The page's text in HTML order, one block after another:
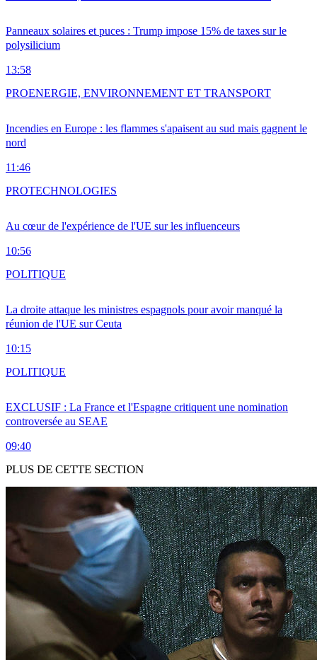
Panneaux solaires et puces : Trump impose 15% de taxes sur le
polysilicium
13:58
Incendies en Europe : les flammes s'apaisent au sud mais gagnent le
nord
11:46
PROENERGIE, ENVIRONNEMENT ET TRANSPORT
Au cœur de l'expérience de l'UE sur les influenceurs
10:56
PROTECHNOLOGIES
La droite attaque les ministres espagnols pour avoir manqué la
réunion de l'UE sur Ceuta
10:15
POLITIQUE
EXCLUSIF : La France et l'Espagne critiquent une nomination
controversée au SEAE
09:40
POLITIQUE
PLUS DE CETTE SECTION